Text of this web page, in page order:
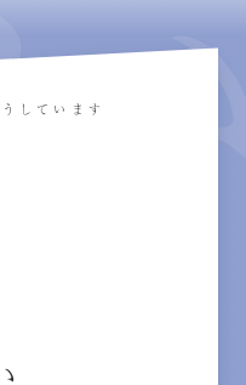
しています